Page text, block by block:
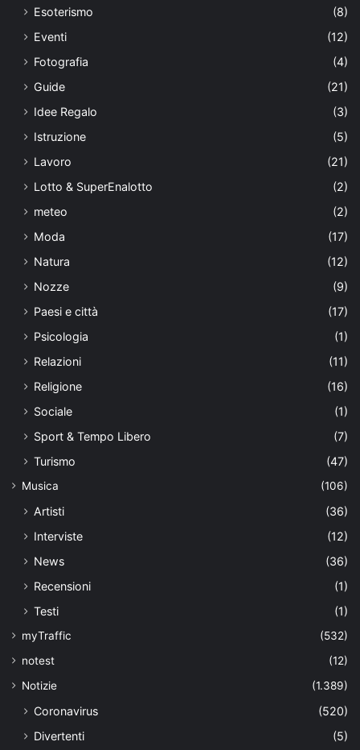
Esoterismo
(8)
Eventi
(12)
Fotografia
(4)
Guide
(21)
Idee Regalo
(3)
Istruzione
(5)
Lavoro
(21)
Lotto & SuperEnalotto
(2)
meteo
(2)
Moda
(17)
Natura
(12)
Nozze
(9)
Paesi e città
(17)
Psicologia
(1)
Relazioni
(11)
Religione
(16)
Sociale
(1)
Sport & Tempo Libero
(7)
Turismo
(47)
Musica (106)
Artisti
(36)
Interviste
(12)
News
(36)
Recensioni
(1)
Testi
(1)
myTraffic
(532)
notest
(12)
Notizie
(1.389)
Coronavirus
(520)
Divertenti
(5)